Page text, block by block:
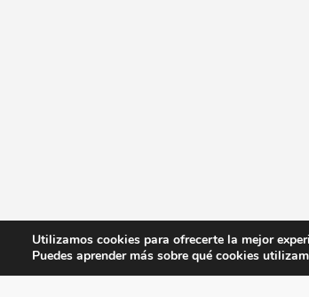
Utilizamos cookies para ofrecerte la mejor
Puedes aprender más sobre qué cookies